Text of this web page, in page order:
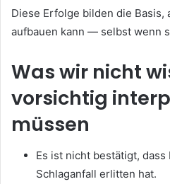
Diese Erfolge bilden die Basis,
aufbauen kann — selbst wenn
Was wir nicht
vorsichtig
müssen
Es ist nicht bestätigt,
Schlaganfall erlitten hat.